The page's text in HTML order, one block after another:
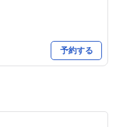
予約する